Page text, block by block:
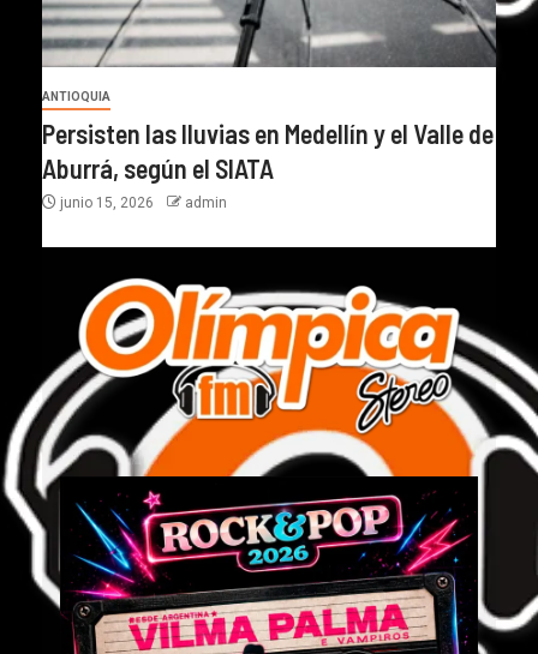
ANTIOQUIA
Persisten las lluvias en Medellín y el Valle de
Aburrá, según el SIATA
junio 15, 2026 admin